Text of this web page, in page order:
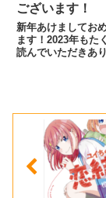
ございます！
新年あけましてお
ます！2023年もた
読んでいただきあ
いた感想などがす
ミックスを出す事